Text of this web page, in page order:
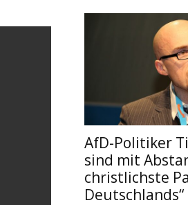
AfD-Politiker
sind mit
christlichste
Deutschlands“